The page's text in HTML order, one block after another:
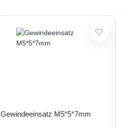
Gewindeeinsatz M5*5*7mm